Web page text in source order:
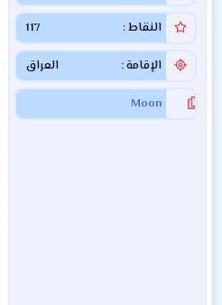
النقاط 117
الإقامة العراق
Moon